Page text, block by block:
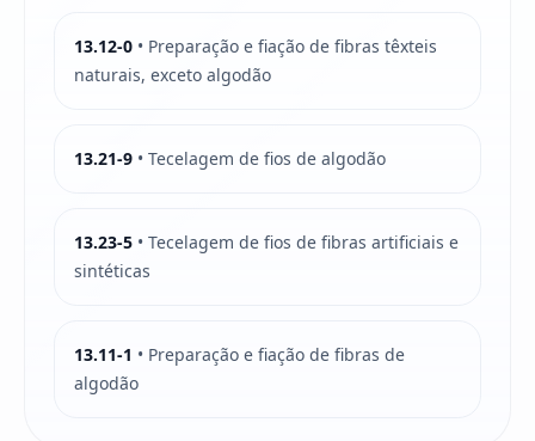
13.12-0 • Preparação e fiação de fibras têxteis
naturais, exceto algodão
13.21-9 • Tecelagem de fios de algodão
13.23-5 • Tecelagem de fios de fibras artificiais e
sintéticas
13.11-1 • Preparação e fiação de fibras de
algodão